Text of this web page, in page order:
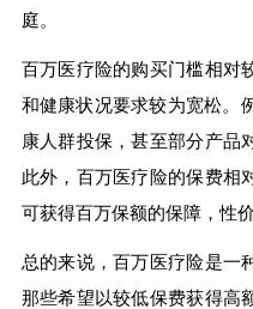
庭。
百万医疗险的购买门槛相对
和健康状况要求较为宽松。
康人群投保，甚至部分产品
此外，百万医疗险的保费相
可获得百万保额的保障，性价
总的来说，百万医疗险是一
那些希望以较低保费获得高